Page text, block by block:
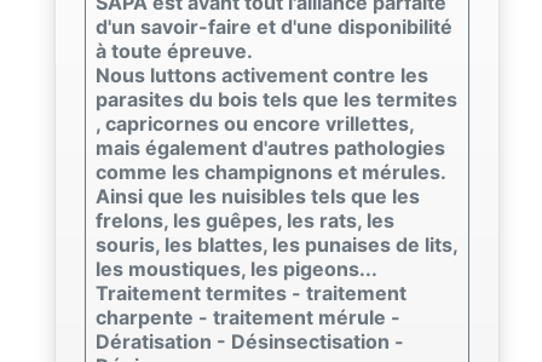
d'un savoir-faire et d'une disponibilité
à toute épreuve.
Nous luttons activement contre les
parasites du bois tels que les termites
, capricornes ou encore vrillettes,
mais également d'autres pathologies
comme les champignons et mérules.
Ainsi que les nuisibles tels que les
frelons, les guêpes, les rats, les
souris, les blattes, les punaises de lits,
les moustiques, les pigeons...
Traitement termites - traitement
charpente - traitement mérule -
Dératisation - Désinsectisation -